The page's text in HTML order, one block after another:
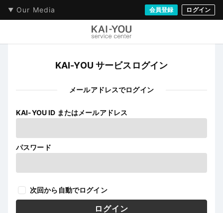
Our Media 会員登録 ログイン
KAI-YOU サービスログイン
メールアドレスでログイン
KAI-YOU ID またはメールアドレス
パスワード
次回から自動でログイン